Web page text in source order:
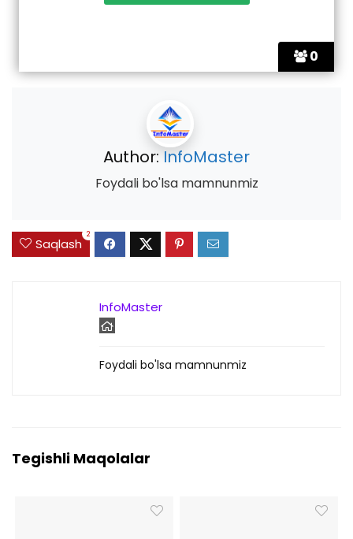
0
Author:InfoMaster
Foydali bo'lsa mamnunmiz
Saqlash
2
InfoMaster
Foydali bo'lsa mamnunmiz
Tegishli Maqolalar